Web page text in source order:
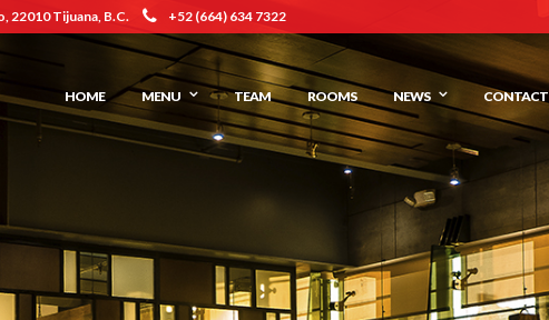
22010 Tijuana, B.C. +52 (664) 634 7322
HOME MENU TEAM ROOMS NEWS CONTACT